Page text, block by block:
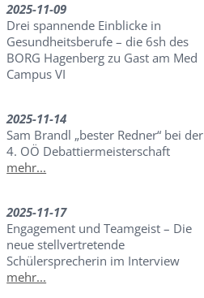
2025-11-09
Drei spannende Einblicke in
Gesundheitsberufe – die 6sh des
BORG Hagenberg zu Gast am Med
Campus VI
2025-11-14
Sam Brandl „bester Redner“ bei der
4. OÖ Debattiermeisterschaft
mehr...
2025-11-17
Engagement und Teamgeist – Die
neue stellvertretende
Schülersprecherin im Interview
mehr...